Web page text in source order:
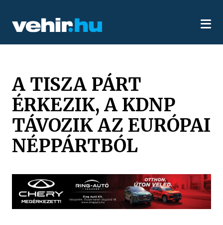
A TISZA PÁRT
ÉRKEZIK, A KDNP
TÁVOZIK AZ EURÓPAI
NÉPPÁRTBÓL